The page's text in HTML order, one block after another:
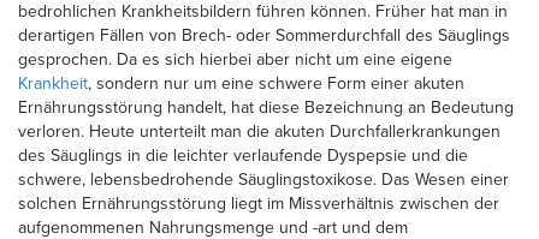
bedrohlichen Krankheitsbildern führen können. Früher hat man in
derartigen Fällen von Brech- oder Sommerdurchfall des Säuglings
gesprochen. Da es sich hierbei aber nicht um eine eigene
Krankheit, sondern nur um eine schwere Form einer akuten
Ernährungsstörung handelt, hat diese Bezeichnung an Bedeutung
verloren. Heute unterteilt man die akuten Durchfallerkrankungen
des Säuglings in die leichter verlaufende Dyspepsie und die
schwere, lebensbedrohende Säuglingstoxikose. Das Wesen einer
solchen Ernährungsstörung liegt im Missverhältnis zwischen der
aufgenommenen Nahrungsmenge und -art und dem